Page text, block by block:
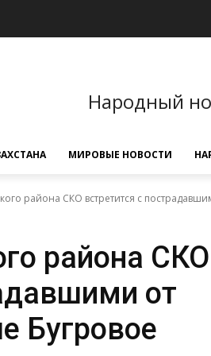
Народный
МИРОВЫЕ НОВОСТИ
района СКО встретится с
района СКО
от
Бугровое